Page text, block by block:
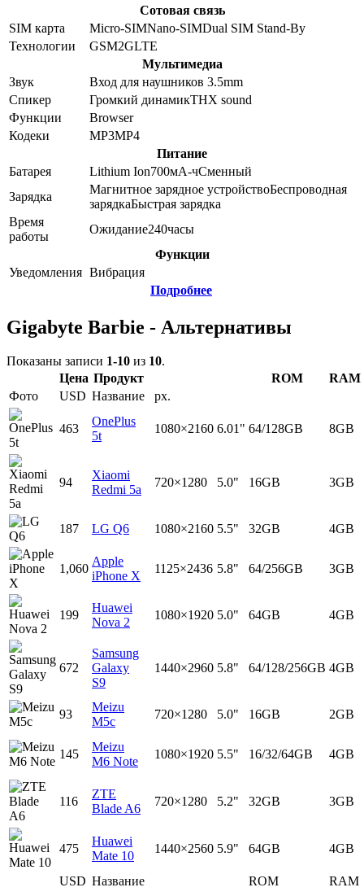
Сотовая связь
SIM карта
Micro-SIMNano-SIMDual SIM Stand-By
Технологии
GSM2GLTE
Мультимедиа
Звук
Вход для наушников 3.5mm
Спикер
Громкий динамикTHX sound
Функции
Browser
Кодеки
MP3MP4
Питание
Батарея
Lithium Ion700мА-чСменный
Зарядка
Магнитное зарядное устройствоБеспроводная
зарядкаБыстрая зарядка
Время
работы
Ожидание240часы
Функции
Уведомления Вибрация
Подробнее
Gigabyte Barbie - Альтернативы
Показаны записи 1-10 из 10.
Цена Продукт ROM
RAM
Фото
USD Название px.
USD Название ROM RAM
463
OnePlus
5t
1080×2160 6.01" 64/128GB 8GB
94
Xiaomi
Redmi 5a
720×1280 5.0" 16GB 3GB
187 LG Q6 1080×2160 5.5" 32GB 4GB
1,060
Apple
iPhone X
1125×2436 5.8" 64/256GB 3GB
199
Huawei
Nova 2
1080×1920 5.0" 64GB 4GB
672
Samsung
Galaxy
S9
1440×2960 5.8" 64/128/256GB 4GB
93
Meizu
M5c
720×1280 5.0" 16GB 2GB
145
Meizu
M6 Note
1080×1920 5.5" 16/32/64GB 4GB
116
ZTE
Blade A6
720×1280 5.2" 32GB 3GB
475
Huawei
Mate 10
1440×2560 5.9" 64GB 4GB